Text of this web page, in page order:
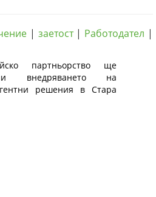
| заетост| Работодател |
партньорство ще
внедряването на
решения в Стара